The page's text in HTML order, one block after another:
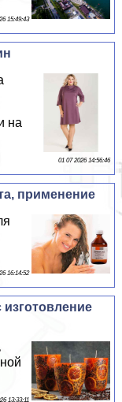
15:49:43
на
01 07 2026 14:56:46
применение
16:14:52
13:33:11